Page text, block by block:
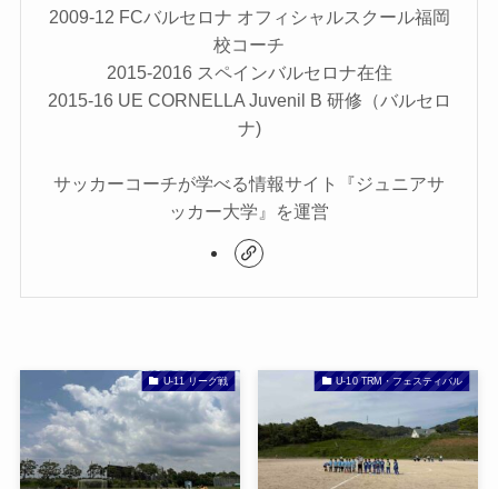
2009-12 FCバルセロナ オフィシャルスクール福岡
校コーチ
2015-2016 スペインバルセロナ在住
2015-16 UE CORNELLA Juvenil B 研修（バルセロ
ナ)
サッカーコーチが学べる情報サイト『ジュニアサ
ッカー大学』を運営
U-11 リーグ戦 U-10 TRM・フェスティバル